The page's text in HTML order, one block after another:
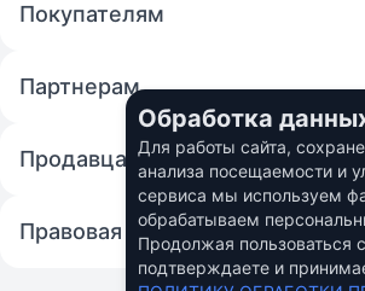
Покупателям
Партнерам
Продавцам
Правовая информация
©
Обработка
Для работы сайта,
анализа посещаемости и
сервиса мы используем
обрабатываем
Продолжая пользоваться
подтверждаете и